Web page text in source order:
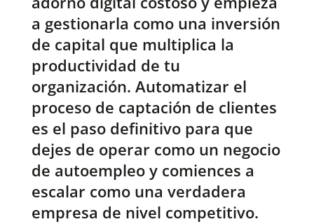
a gestionarla como una inversión
de capital que multiplica la
productividad de tu
organización. Automatizar el
proceso de captación de clientes
es el paso definitivo para que
dejes de operar como un negocio
de autoempleo y comiences a
escalar como una verdadera
empresa de nivel competitivo.